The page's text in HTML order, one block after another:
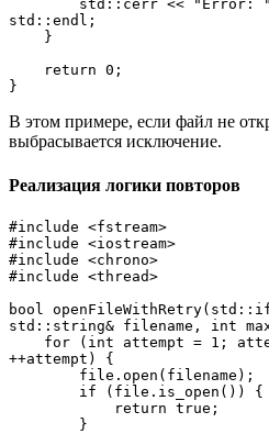
std::endl;
    }
    return 0;
}
В этом примере, если файл не
выбрасывается исключение.
Реализация логики повторов
#include <fstream>
#include <iostream>
#include <chrono>
#include <thread>
bool
std::string& filename, int
++attempt) {
        file.open(filename);
        if (file.is_open()) {
            return true;
        }